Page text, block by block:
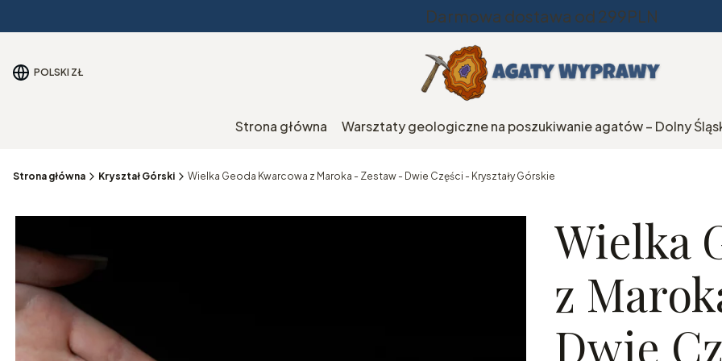
Darmowa dostawa od 299PLN
POLSKI ZŁ
Strona główna Warsztaty geologiczne na poszukiwanie agatów – Dolny
Strona główna Kryształ Górski Wielka Geoda Kwarcowa z Maroka - Zestaw - Dwie Części - Kryształy Górskie
Wielka
z
Dwie